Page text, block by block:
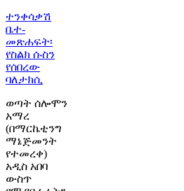
ተንቀሳቃሽ
ቤተ-
መጽሐፍት፡
የስልክ ሱስን
የሰበረው
ባለታክሲ
ወጣት ሰሎሞን
አማረ
(በማርኬቲንግ
ማኔጅመንት
የተመረቀ)
አዲስ አበባ
ውስጥ